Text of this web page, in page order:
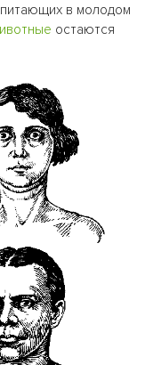
в молодом
остаются